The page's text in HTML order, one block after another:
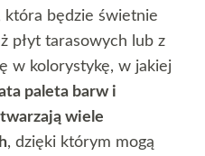
która będzie świetnie
płyt tarasowych lub z
w kolorystykę, w jakiej
paleta barw i
wiele
, dzięki którym mogą